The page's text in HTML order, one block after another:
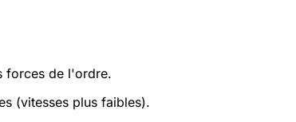
forces de l'ordre.
(vitesses plus faibles).